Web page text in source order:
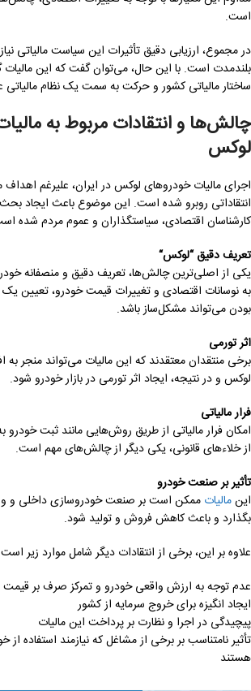
است.
در مجموع، ارزیابی دقیق تأثیرات این سیاست مالیاتی
بلندمدت است. با این حال، می‌توان گفت که این
ساختار مالیاتی کشور و حرکت به سمت یک نظام مالیاتی
چالش‌ها و انتقادات مربوط به
لوکس
اجرای مالیات خودروهای لوکس در ایران، علیرغم
انتقاداتی روبرو شده است. این موضوع باعث ایجاد
کارشناسان اقتصادی، سیاستگذاران و عموم مردم شده
تعریف دقیق “لوکس“
یکی از اصلی‌ترین چالش‌ها، تعریف دقیق و منصفانه
به نوسانات اقتصادی و تغییرات قیمت خودرو، تعیین
بودن می‌تواند مشکل‌ساز باشد.
اثر تورمی
برخی منتقدان معتقدند که این مالیات می‌تواند منجر
لوکس و در نتیجه، ایجاد اثر تورمی در بازار خودرو شود.
فرار مالیاتی
امکان فرار مالیاتی از طریق روش‌هایی مانند ثبت خودرو به
از خلاءهای قانونی، یکی دیگر از چالش‌های مهم است.
تأثیر بر صنعت خودرو
اینمالیات ممکن است بر صنعت خودروسازی داخلی و
بگذارد و باعث کاهش فروش و تولید شود.
علاوه بر این، برخی از انتقادات دیگر شامل موارد زیر
عدم توجه به ارزش واقعی خودرو و تمرکز صرف بر قیمت
ایجاد انگیزه برای خروج سرمایه از کشور
پیچیدگی در اجرا و نظارت بر پرداخت این مالیات
تأثیر نامتناسب بر برخی از مشاغل که نیازمند استفاده
هستند